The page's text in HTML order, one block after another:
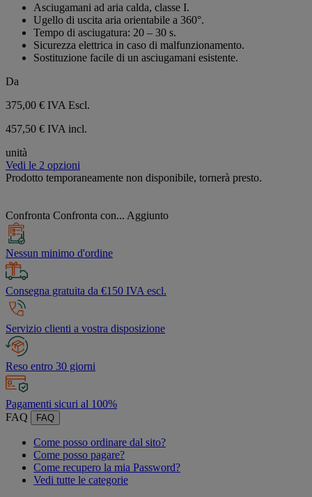
Asciugamani ad aria calda, classe I.
Ugello di uscita aria orientabile a 360°.
Tempo di asciugatura: 20 – 30 s.
Sicurezza elettrica in caso di malfunzionamento.
Sostituzione facile di un asciugamani esistente.
Da
375,00 € IVA Escl.
457,50 € IVA incl.
unità
Vedi le 2 opzioni
Prodotto temporaneamente non disponibile, tornerà presto.
Confronta Confronta con... Aggiunto
Nessun minimo d'ordine
Consegna gratuita da €150 IVA escl.
Servizio clienti a vostra disposizione
Reso entro 30 giorni
Pagamenti sicuri al 100%
FAQ
FAQ
Come posso ordinare dal sito?
Come posso pagare?
Come recupero la mia Password?
Vedi tutte le categorie